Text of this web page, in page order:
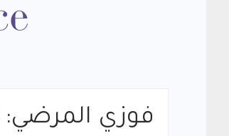
فوزي المرضي: